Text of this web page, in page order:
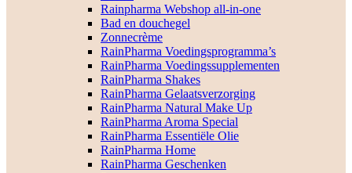
Rainpharma Webshop all-in-one
Bad en douchegel
Zonnecrème
RainPharma Voedingsprogramma’s
RainPharma Voedingssupplementen
RainPharma Shakes
RainPharma Gelaatsverzorging
RainPharma Natural Make Up
RainPharma Aroma Special
RainPharma Essentiële Olie
RainPharma Home
RainPharma Geschenken